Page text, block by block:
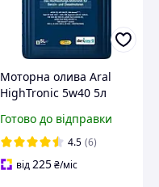
Моторна олива Aral
HighTronic 5w40 5л
Готово до відправки
4.5 (6)
від225₴/міс